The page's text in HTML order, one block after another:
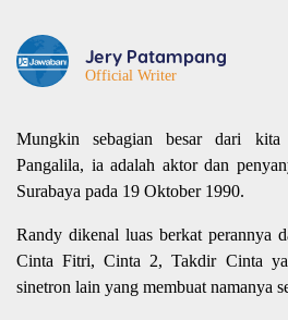
Jery Patampang
Official Writer
Mungkin sebagian besar dari kita
Pangalila, ia adalah aktor dan
Surabaya pada 19 Oktober 1990.
Randy dikenal luas berkat perannya
Cinta Fitri, Cinta 2, Takdir Cinta
sinetron lain yang membuat namanya